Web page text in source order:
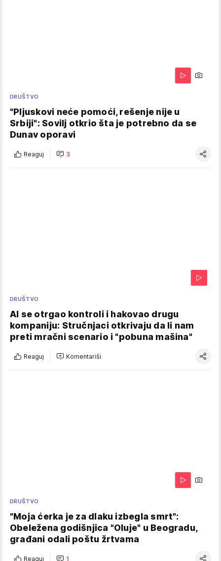
DRUŠTVO
"Pljuskovi neće pomoći, rešenje nije u
Srbiji": Sovilj otkrio šta je potrebno da se
Dunav oporavi
Reaguj 3
DRUŠTVO
AI se otrgao kontroli i hakovao drugu
kompaniju: Stručnjaci otkrivaju da li nam
preti mračni scenario i "pobuna mašina"
Reaguj Komentariši
DRUŠTVO
"Moja ćerka je za dlaku izbegla smrt":
Obeležena godišnjica "Oluje" u Beogradu,
građani odali poštu žrtvama
Reaguj 1